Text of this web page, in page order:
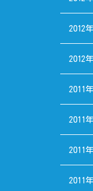
2012
2012
2011
2011
2011
2011